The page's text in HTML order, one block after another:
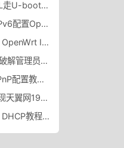
沛喆PZ-L8拆机TTL走U-boot刷116MiB大分区沛喆PZ-L8Nwrt固件
OpenWRT旁路由IPv6配置OpenWRT旁路由开启IPv6协议方法
OpenWrt配置IPv6 OpenWrt IPv6自动分配给局域网设备
移动光猫 H3 - 8s 破解管理员密码
OpenWrt路由器UPnP配置教程OpenWrt路由器UPnP开启设置规则
输入192.168.1.1出现天翼网192.168.1.1出现中国电信天翼网关怎么办
OpenWrt配置IPv6 DHCP教程OpenWrt中配置IPv6的DHCP功能